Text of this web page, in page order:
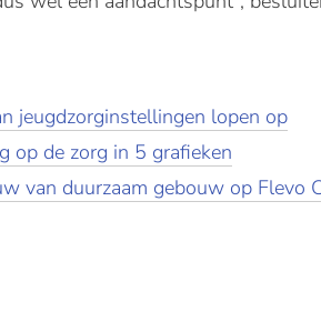
jeugdzorginstellingen lopen op
op de zorg in 5 grafieken
van duurzaam gebouw op Flevo